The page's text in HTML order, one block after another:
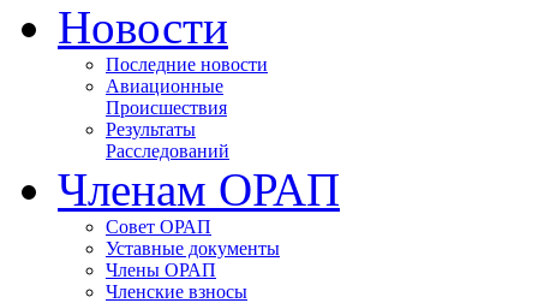
Новости
Последние новости
Авиационные
Происшествия
Результаты
Расследований
Членам ОРАП
Совет ОРАП
Уставные документы
Члены ОРАП
Членские взносы